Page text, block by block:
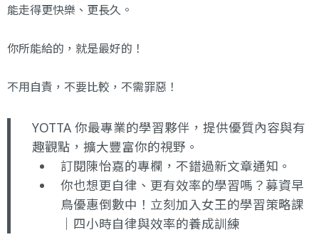
能走得更快樂、更長久。
你所能給的，就是最好的！
不用自責，不要比較，不需罪惡！
YOTTA 你最專業的學習夥伴，提供優質內容與有
趣觀點，擴大豐富你的視野。
訂閱陳怡嘉的專欄 ，不錯過新文章通知。
你也想更自律、更有效率的學習嗎？募資早
鳥優惠倒數中！立刻加入女王的學習策略課
｜四小時自律與效率的養成訓練